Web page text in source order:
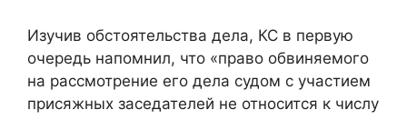
Изучив обстоятельства дела, КС в первую
очередь напомнил, что «право обвиняемого
на рассмотрение его дела судом с участием
присяжных заседателей не относится к числу